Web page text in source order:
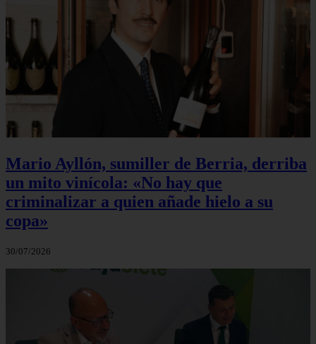
Mario Ayllón, sumiller de Berria, derriba
un mito vinícola: «No hay que
criminalizar a quien añade hielo a su
copa»
30/07/2026